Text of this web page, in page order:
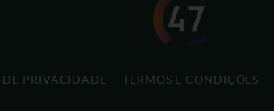
PRIVACIDADE TERMOS E CONDIÇÕES